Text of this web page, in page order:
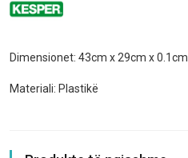
Dimensionet: 43cm x 29cm x 0.1cm
Materiali: Plastikë